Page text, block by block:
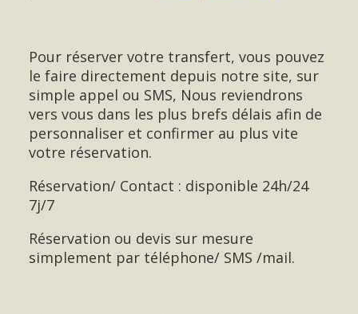
Pour réserver votre transfert, vous pouvez
le faire directement depuis notre site, sur
simple appel ou SMS, Nous reviendrons
vers vous dans les plus brefs délais afin de
personnaliser et confirmer au plus vite
votre réservation.
Réservation/ Contact : disponible 24h/24
7j/7
Réservation ou devis sur mesure
simplement par téléphone/ SMS /mail.